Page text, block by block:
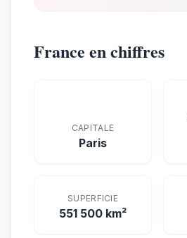
France en chiffres
CAPITALE
Paris
SUPERFICIE
551 500 km²